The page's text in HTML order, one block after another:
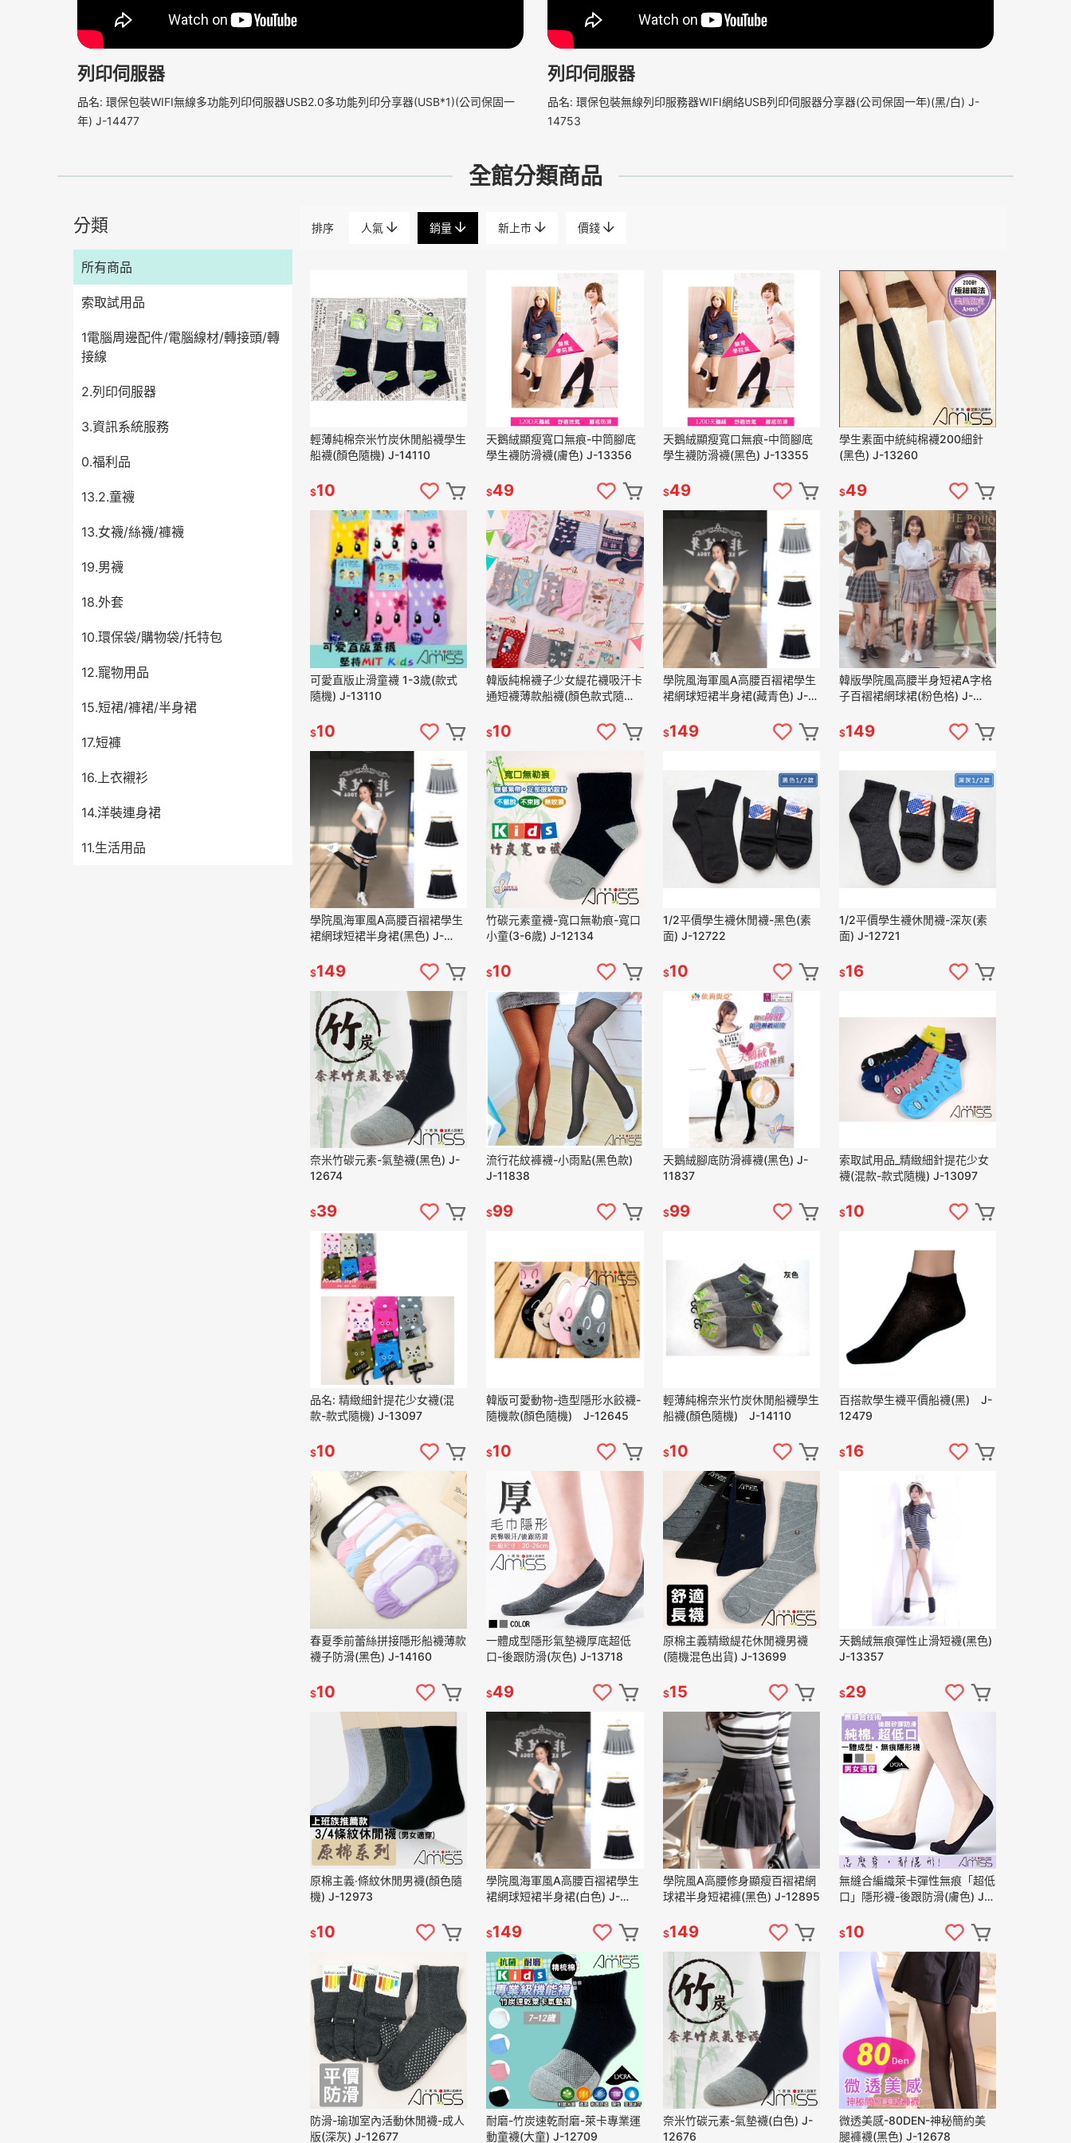
列印伺服器
品名: 環保包裝WIFI無線多功能列印伺服器USB2.0多功能列印分享器(USB*1)(公司保固一
年) J-14477
列印伺服器
品名: 環保包裝無線列印服務器WIFI網絡USB列印伺服器分享器(公司保固一年)(黑/白) J-
14753
全館分類商品
分類
所有商品
索取試用品
1電腦周邊配件/電腦線材/轉接頭/轉
接線
2.列印伺服器
3.資訊系統服務
0.福利品
13.2.童襪
13.女襪/絲襪/褲襪
19.男襪
18.外套
10.環保袋/購物袋/托特包
12.寵物用品
15.短裙/褲裙/半身裙
17.短褲
16.上衣襯衫
14.洋裝連身裙
11.生活用品
排序 人氣 銷量 新上市 價錢
輕薄純棉奈米竹炭休閒船襪學生
船襪(顏色隨機) J-14110
$10
天鵝絨顯瘦寬口無痕-中筒腳底
學生襪防滑襪(膚色) J-13356
$49
天鵝絨顯瘦寬口無痕-中筒腳底
學生襪防滑襪(黑色) J-13355
$49
學生素面中統純棉襪200細針
(黑色) J-13260
$49
可愛直版止滑童襪 1-3歲(款式
隨機) J-13110
$10
韓版純棉襪子少女緹花襪吸汗卡
通短襪薄款船襪(顏色款式隨機)
$10
學院風海軍風A高腰百褶裙學生
裙網球短裙半身裙(藏青色) J-
$149
韓版學院風高腰半身短裙A字格
子百褶裙網球裙(粉色格) J-
$149
學院風海軍風A高腰百褶裙學生
裙網球短裙半身裙(黑色) J-
$149
竹碳元素童襪-寬口無勒痕-寬口
小童(3-6歲) J-12134
$10
1/2平價學生襪休閒襪-黑色(素
面) J-12722
$10
1/2平價學生襪休閒襪-深灰(素
面) J-12721
$16
奈米竹碳元素-氣墊襪(黑色) J-
12674
$39
流行花紋褲襪-小雨點(黑色款)
J-11838
$99
天鵝絨腳底防滑褲襪(黑色) J-
11837
$99
索取試用品_精緻細針提花少女
襪(混款-款式隨機) J-13097
$10
品名: 精緻細針提花少女襪(混
款-款式隨機) J-13097
$10
韓版可愛動物-造型隱形水餃襪-
隨機款(顏色隨機) J-12645
$10
輕薄純棉奈米竹炭休閒船襪學生
船襪(顏色隨機) J-14110
$10
百搭款學生襪平價船襪(黑) J-
12479
$16
春夏季前蕾絲拼接隱形船襪薄款
襪子防滑(黑色) J-14160
$10
一體成型隱形氣墊襪厚底超低
口-後跟防滑(灰色) J-13718
$49
原棉主義精緻緹花休閒襪男襪
(隨機混色出貨) J-13699
$15
天鵝絨無痕彈性止滑短襪(黑色)
J-13357
$29
原棉主義‧條紋休閒男襪(顏色隨
機) J-12973
$10
學院風海軍風A高腰百褶裙學生
裙網球短裙半身裙(白色) J-
$149
學院風A高腰修身顯瘦百褶裙網
球裙半身短裙褲(黑色) J-12895
$149
無縫合編織萊卡彈性無痕「超低
口」隱形襪-後跟防滑(膚色) J-
$10
防滑-瑜珈室內活動休閒襪-成人
版(深灰) J-12677
耐磨-竹炭速乾耐磨-萊卡專業運
動童襪(大童) J-12709
奈米竹碳元素-氣墊襪(白色) J-
12676
微透美感-80DEN-神秘簡約美
腿褲襪(黑色) J-12678